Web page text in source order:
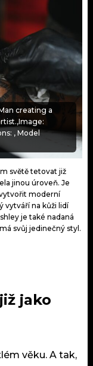
creating a
, Model
světě tetovat již
jinou úroveň. Je
moderní
vytváří na kůži lidí
je také nadaná
svůj jedinečný styl.
jako
věku. A tak,